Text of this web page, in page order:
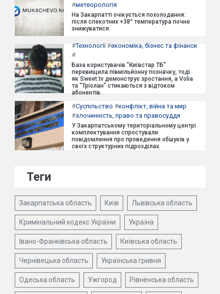
#метеорологія
На Закарпатті очікується похолодання:
після спекотних +38° температура почне
знижуватися.
#Технології#економіка, бізнес та фінанси
#
База користувачів "Київстар ТБ"
перевищила півмільйонну позначку, тоді
як Sweet.tv демонструє зростання, а Volia
та "Тріолан" стикаються з відтоком
абонентів.
#Суспільство #конфлікт, війна та мир
#злочинність, право та правосуддя
У Закарпатському територіальному центрі
комплектування спростували
повідомлення про проведення обшуків у
своїх структурних підрозділах.
Теги
Закарпатська область Київ Львівська область
Кримінальний кодекс України Україна
Івано-Франківська область Київська область
Чернівецька область Українська гривня
Одеська область Ужгород Рівненська область